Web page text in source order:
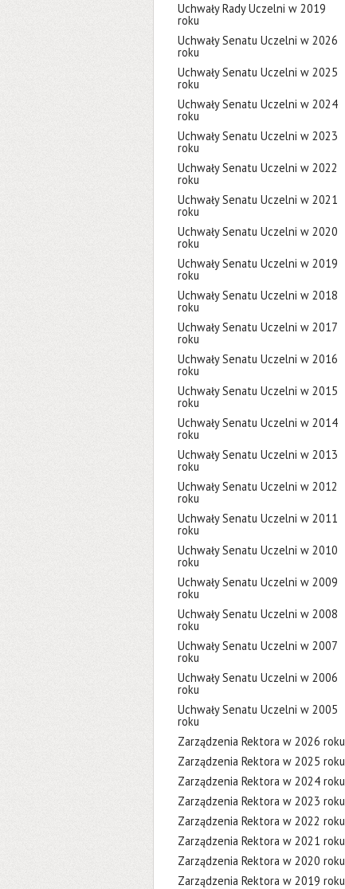
Uchwały Rady Uczelni w 2019
roku
Uchwały Senatu Uczelni w 2026
roku
Uchwały Senatu Uczelni w 2025
roku
Uchwały Senatu Uczelni w 2024
roku
Uchwały Senatu Uczelni w 2023
roku
Uchwały Senatu Uczelni w 2022
roku
Uchwały Senatu Uczelni w 2021
roku
Uchwały Senatu Uczelni w 2020
roku
Uchwały Senatu Uczelni w 2019
roku
Uchwały Senatu Uczelni w 2018
roku
Uchwały Senatu Uczelni w 2017
roku
Uchwały Senatu Uczelni w 2016
roku
Uchwały Senatu Uczelni w 2015
roku
Uchwały Senatu Uczelni w 2014
roku
Uchwały Senatu Uczelni w 2013
roku
Uchwały Senatu Uczelni w 2012
roku
Uchwały Senatu Uczelni w 2011
roku
Uchwały Senatu Uczelni w 2010
roku
Uchwały Senatu Uczelni w 2009
roku
Uchwały Senatu Uczelni w 2008
roku
Uchwały Senatu Uczelni w 2007
roku
Uchwały Senatu Uczelni w 2006
roku
Uchwały Senatu Uczelni w 2005
roku
Zarządzenia Rektora w 2026 roku
Zarządzenia Rektora w 2025 roku
Zarządzenia Rektora w 2024 roku
Zarządzenia Rektora w 2023 roku
Zarządzenia Rektora w 2022 roku
Zarządzenia Rektora w 2021 roku
Zarządzenia Rektora w 2020 roku
Zarządzenia Rektora w 2019 roku